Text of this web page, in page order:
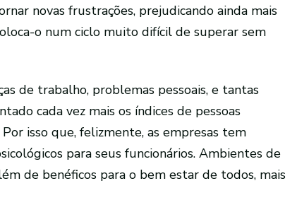
novas frustrações, prejudicando ainda mais
o num ciclo muito difícil de superar sem
de trabalho, problemas pessoais, e tantas
cada vez mais os índices de pessoas
isso que, felizmente, as empresas tem
para seus funcionários. Ambientes de
de benéficos para o bem estar de todos, mais